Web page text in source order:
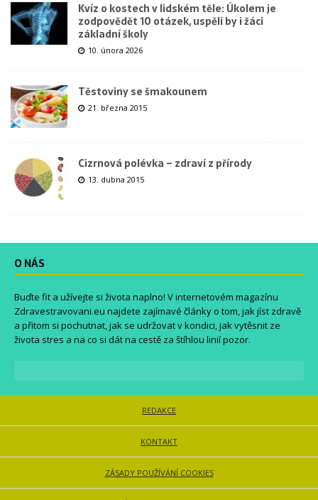
Kvíz o kostech v lidském těle: Úkolem je
zodpovědět 10 otázek, uspěli by i žáci
základní školy
10. února 2026
Těstoviny se šmakounem
21. března 2015
Cizrnová polévka – zdraví z přírody
13. dubna 2015
O NÁS
Buďte fit a užívejte si života naplno! V internetovém magazínu
Zdravestravovani.eu najdete zajímavé články o tom, jak jíst zdravě
a přitom si pochutnat, jak se udržovat v kondici, jak vytěsnit ze
života stres a na co si dát na cestě za štíhlou linií pozor.
REDAKCE
KONTAKT
ZÁSADY POUŽÍVÁNÍ COOKIES